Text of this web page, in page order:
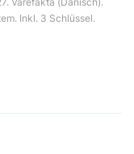
Inkl. 3 Schlüssel.